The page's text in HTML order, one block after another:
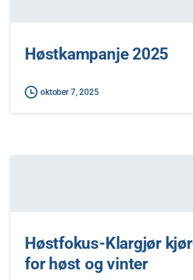
Høstkampanje 2025
oktober 7, 2025
Høstfokus-Klargjør
for høst og vinter